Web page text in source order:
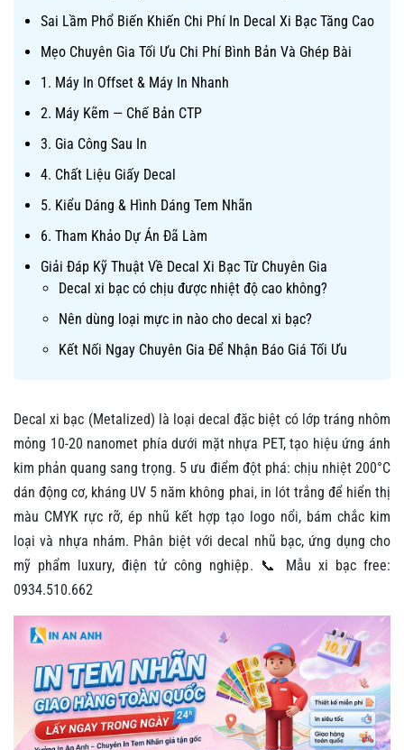
Sai Lầm Phổ Biến Khiến Chi Phí In Decal Xi Bạc Tăng Cao
Mẹo Chuyên Gia Tối Ưu Chi Phí Bình Bản Và Ghép Bài
1. Máy In Offset & Máy In Nhanh
2. Máy Kẽm — Chế Bản CTP
3. Gia Công Sau In
4. Chất Liệu Giấy Decal
5. Kiểu Dáng & Hình Dáng Tem Nhãn
6. Tham Khảo Dự Án Đã Làm
Giải Đáp Kỹ Thuật Về Decal Xi Bạc Từ Chuyên Gia
Decal xi bạc có chịu được nhiệt độ cao không?
Nên dùng loại mực in nào cho decal xi bạc?
Kết Nối Ngay Chuyên Gia Để Nhận Báo Giá Tối Ưu
Decal xi bạc (Metalized) là loại decal đặc biệt có lớp tráng nhôm
mỏng 10-20 nanomet phía dưới mặt nhựa PET, tạo hiệu ứng ánh
kim phản quang sang trọng. 5 ưu điểm đột phá: chịu nhiệt 200°C
dán động cơ, kháng UV 5 năm không phai, in lót trắng để hiển thị
màu CMYK rực rỡ, ép nhũ kết hợp tạo logo nổi, bám chắc kim
loại và nhựa nhám. Phân biệt với decal nhũ bạc, ứng dụng cho
mỹ phẩm luxury, điện tử công nghiệp. 📞 Mẫu xi bạc free:
0934.510.662